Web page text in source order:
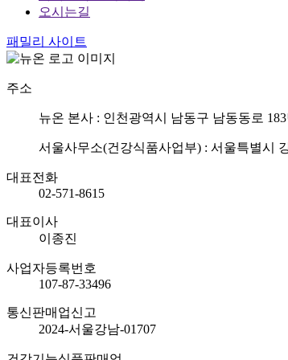
오시는길
패밀리 사이트
주소
뉴온 본사 : 인천광역시 남동구 남동동로
서울사무소(건강식품사업부) : 서울특별시
대표전화
02-571-8615
대표이사
이종진
사업자등록번호
107-87-33496
통신판매업신고
2024-서울강남-01707